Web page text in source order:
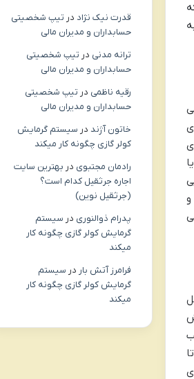
و
قدرت نیک نژاد در تیپ شخصیتی
حسابداران و مدیران مالی
ترانه مدنی در تیپ شخصیتی
حسابداران و مدیران مالی
رقیه ناظمی در تیپ شخصیتی
حسابداران و مدیران مالی
خاتون آژند در سیستم گرمایش
کولر گازی چگونه کار میکند
رادمان مجتبوی در بهترین سایت
اجاره جرثقیل کدام است؟
(جرثقیل نوین)
پدرام ذوالنوری در سیستم
گرمایش کولر گازی چگونه کار
میکند
فرامرز آتش بار در سیستم
گرمایش کولر گازی چگونه کار
میکند